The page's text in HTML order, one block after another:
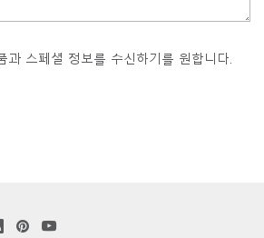
과 스페셜 정보를 수신하기를 원합니다.
Humanscale
PinterstYouTube